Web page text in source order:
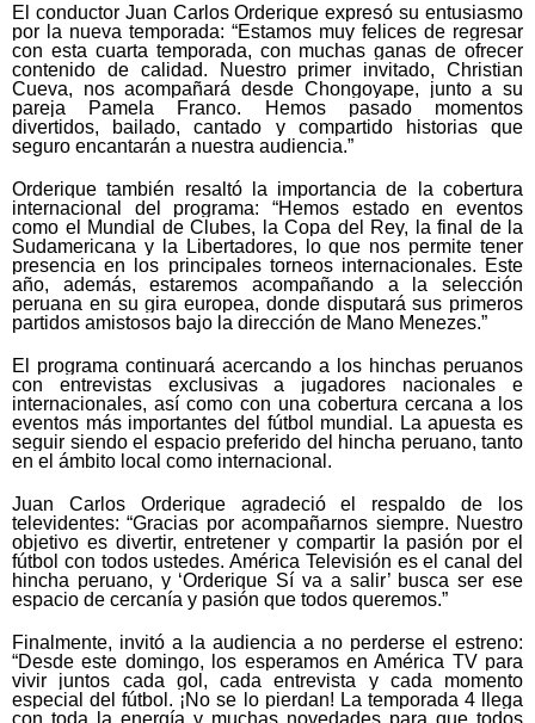
El conductor Juan Carlos Orderique expresó su entusiasmo
por la nueva temporada: “Estamos muy felices de regresar
con esta cuarta temporada, con muchas ganas de ofrecer
contenido de calidad. Nuestro primer invitado, Christian
Cueva, nos acompañará desde Chongoyape, junto a su
pareja Pamela Franco. Hemos pasado momentos
divertidos, bailado, cantado y compartido historias que
seguro encantarán a nuestra audiencia.”
Orderique también resaltó la importancia de la cobertura
internacional del programa: “Hemos estado en eventos
como el Mundial de Clubes, la Copa del Rey, la final de la
Sudamericana y la Libertadores, lo que nos permite tener
presencia en los principales torneos internacionales. Este
año, además, estaremos acompañando a la selección
peruana en su gira europea, donde disputará sus primeros
partidos amistosos bajo la dirección de Mano Menezes.”
El programa continuará acercando a los hinchas peruanos
con entrevistas exclusivas a jugadores nacionales e
internacionales, así como con una cobertura cercana a los
eventos más importantes del fútbol mundial. La apuesta es
seguir siendo el espacio preferido del hincha peruano, tanto
en el ámbito local como internacional.
Juan Carlos Orderique agradeció el respaldo de los
televidentes: “Gracias por acompañarnos siempre. Nuestro
objetivo es divertir, entretener y compartir la pasión por el
fútbol con todos ustedes. América Televisión es el canal del
hincha peruano, y ‘Orderique Sí va a salir’ busca ser ese
espacio de cercanía y pasión que todos queremos.”
Finalmente, invitó a la audiencia a no perderse el estreno:
“Desde este domingo, los esperamos en América TV para
vivir juntos cada gol, cada entrevista y cada momento
especial del fútbol. ¡No se lo pierdan! La temporada 4 llega
con toda la energía y muchas novedades para que todos